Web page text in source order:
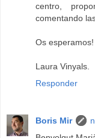
centro,
comentando
Os esperamos!
Laura Vinyals.
Responder
Boris Mir